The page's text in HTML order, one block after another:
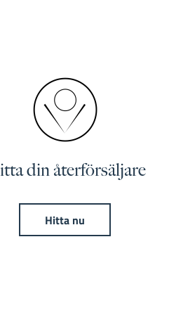
din återförsäljare
Hitta nu